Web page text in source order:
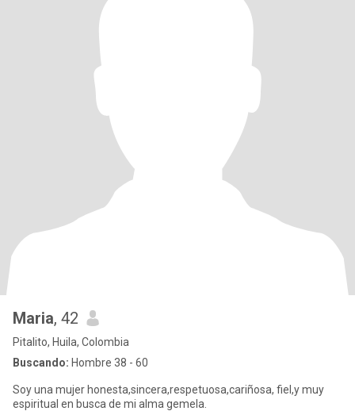
Maria, 42
Pitalito, Huila, Colombia
Buscando: Hombre 38 - 60
Soy una mujer honesta,sincera,respetuosa,cariñosa, fiel,y muy
espiritual en busca de mi alma gemela.